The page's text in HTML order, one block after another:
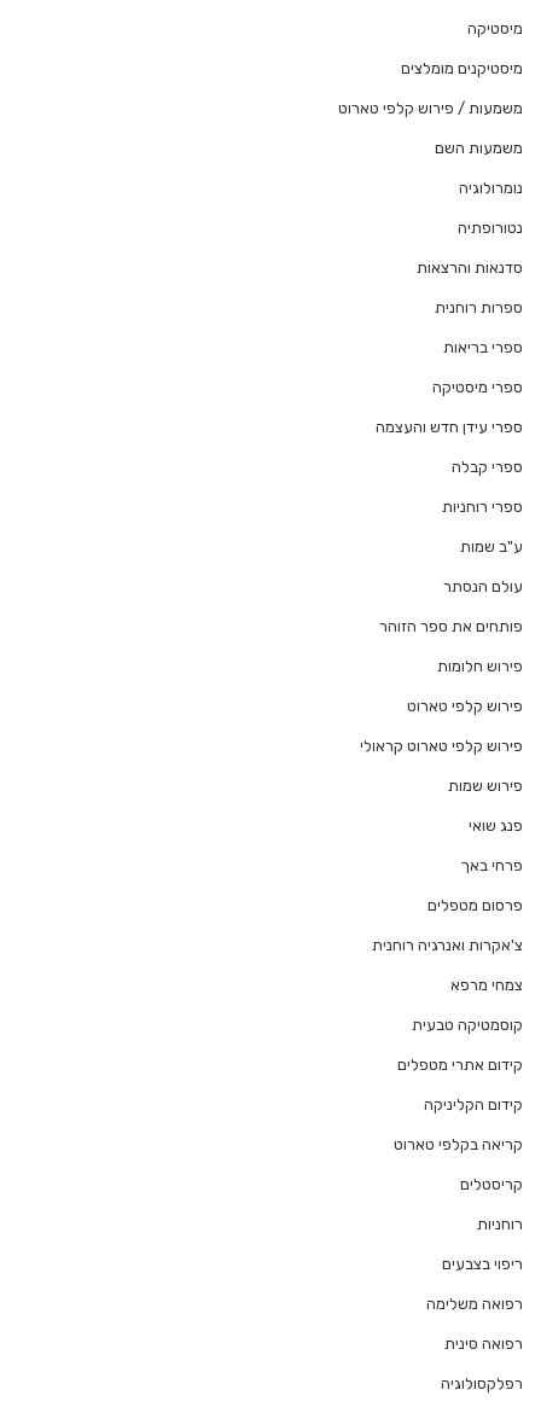
מיסטיקה
מיסטיקנים מומלצים
משמעות / פירוש קלפי טארוט
משמעות השם
נומרולוגיה
נטורופתיה
סדנאות והרצאות
ספרות רוחנית
ספרי בריאות
ספרי מיסטיקה
ספרי עידן חדש והעצמה
ספרי קבלה
ספרי רוחניות
ע"ב שמות
עולם הנסתר
פותחים את ספר הזוהר
פירוש חלומות
פירוש קלפי טארוט
פירוש קלפי טארוט קראולי
פירוש שמות
פנג שואי
פרחי באך
פרסום מטפלים
צ'אקרות ואנרגיה רוחנית
צמחי מרפא
קוסמטיקה טבעית
קידום אתרי מטפלים
קידום הקליניקה
קריאה בקלפי טארוט
קריסטלים
רוחניות
ריפוי בצבעים
רפואה משלימה
רפואה סינית
רפלקסולוגיה